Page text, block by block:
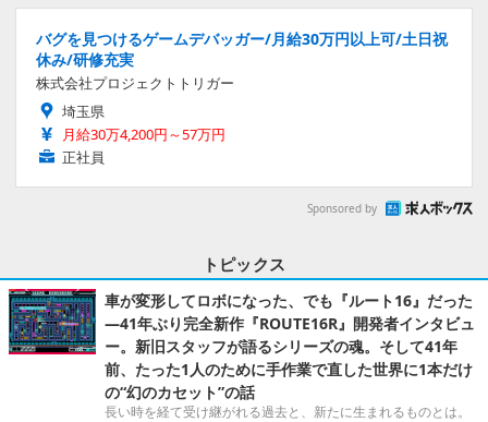
バグを見つけるゲームデバッガー/月給30万円以上可/土日祝
休み/研修充実
株式会社プロジェクトトリガー
埼玉県
月給30万4,200円～57万円
正社員
Sponsored by
トピックス
車が変形してロボになった、でも『ルート16』だった
―41年ぶり完全新作『ROUTE16R』開発者インタビュ
ー。新旧スタッフが語るシリーズの魂。そして41年
前、たった1人のために手作業で直した世界に1本だけ
の“幻のカセット”の話
長い時を経て受け継がれる過去と、新たに生まれるものとは。